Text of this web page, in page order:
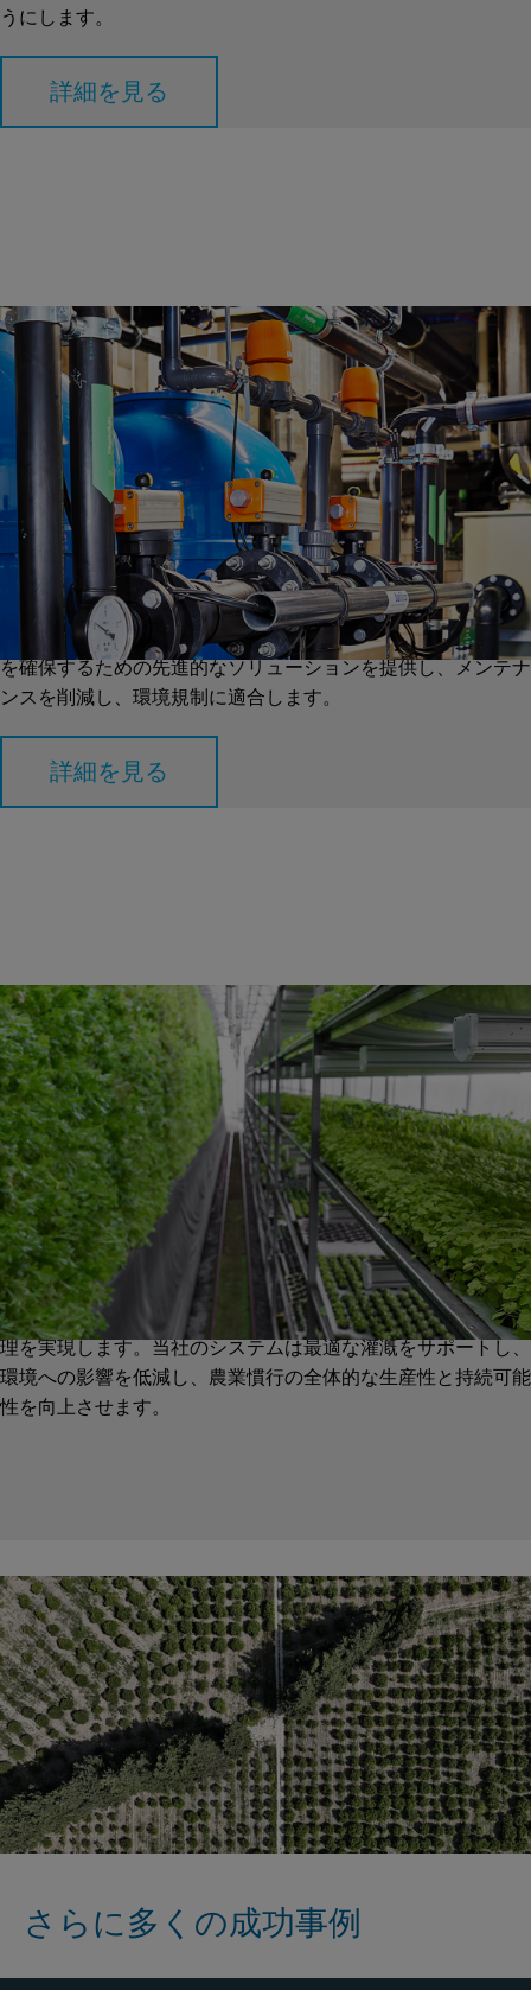
うにします。
詳細を見る
メディアフィルタリング/超濾過
農業運営で高品質な水を確保するためには、メディアフィルタ
リングおよび超濾過システムが不可欠です。GFパイピングシ
ステムは、不純物と汚染物を除去し、クロップに清浄な水供給
を確保するための先進的なソリューションを提供し、メンテナ
ンスを削減し、環境規制に適合します。
詳細を見る
取水口および排水口
効率的な取水口および排水口システムは持続可能な農業運営に
とって不可欠です。GFパイピングシステムは、信頼性の高い
配管ソリューションを提供し、確実な水供給と効果的な排水管
理を実現します。当社のシステムは最適な灌漑をサポートし、
環境への影響を低減し、農業慣行の全体的な生産性と持続可能
性を向上させます。
さらに多くの成功事例